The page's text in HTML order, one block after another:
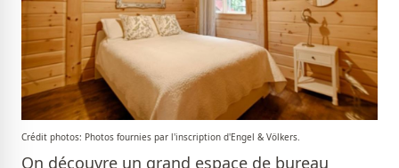
Crédit photos: Photos fournies par l'inscription d'Engel & Völkers.
On découvre un grand espace de bureau